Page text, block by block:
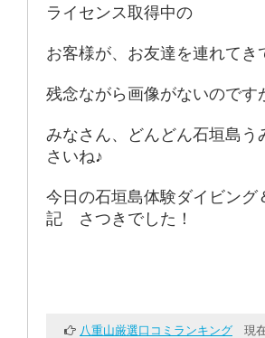
ライセンス取得中の
お客様が、お友達を連れてき
残念ながら画像がないのです
みなさん、どんどん石垣島
さいね♪
今日の石垣島体験ダイビン
記 さつきでした！
八重山厳選口コミランキング 現